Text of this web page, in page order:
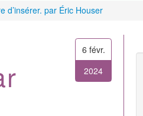
d’insérer. par Éric Houser
6 févr.
2024